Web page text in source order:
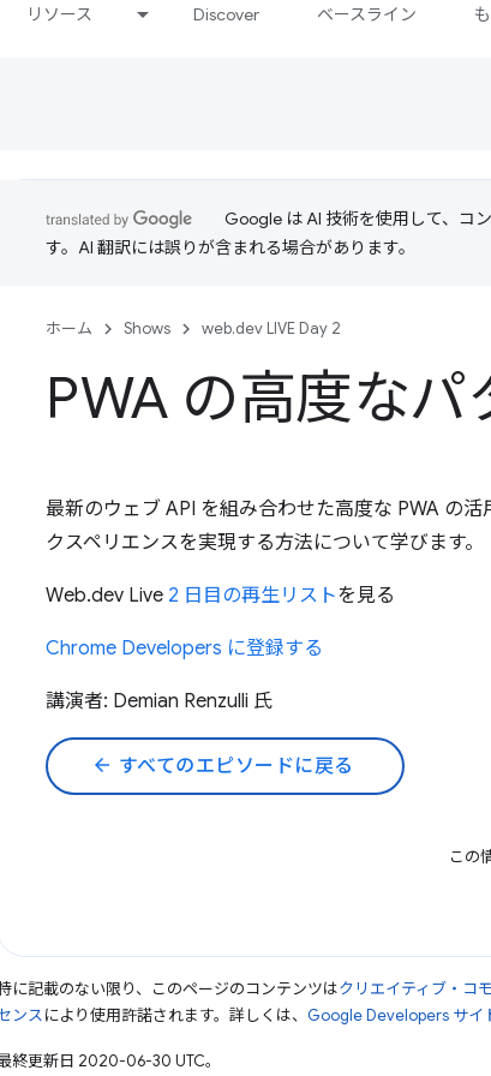
リソース Discover ベースライン
Google は AI 技術を使用して、コ
す。AI 翻訳には誤りが含まれる場合があります。
ホーム Shows web.dev LIVE Day 2
PWA の高度なパ
最新のウェブ API を組み合わせた高度な PWA の
クスペリエンスを実現する方法について学びます。
Web.dev Live 2 日目の再生リストを見る
Chrome Developers に登録する
講演者: Demian Renzulli 氏
arrow_back すべてのエピソードに戻る
この
に記載のない限り、このページのコンテンツはクリエイティブ・コ
ンスにより使用許諾されます。詳しくは、 Google Developers サイ
終更新日 2020-06-30 UTC。